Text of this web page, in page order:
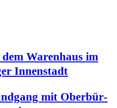
Waren­haus im
Innenstadt
mit Ober­bür­